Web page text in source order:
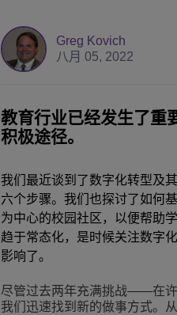
医疗行业解决
智慧楼宇
服务
Phones,
无线局域网
网络管理和安
Developer
博客
ALE最新动态
ALE办公地点
Greg Kovich
八月 05, 2022
教育行业已经发生了重
积极途径。
我们最近谈到了数字化转型及
六个步骤。我们也探讨了如何
为中心的校园社区，以便帮助
趋于常态化，是时候关注数字
影响了。
尽管过去两年充满挑战——在
我们迅速找到新的做事方式。